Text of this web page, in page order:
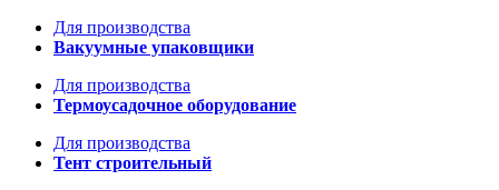
Для производства
Вакуумные упаковщики
Для производства
Термоусадочное оборудование
Для производства
Тент строительный